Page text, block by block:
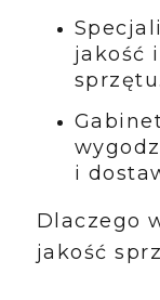
jakość
sprzętu.
i
Dlaczego
jakość